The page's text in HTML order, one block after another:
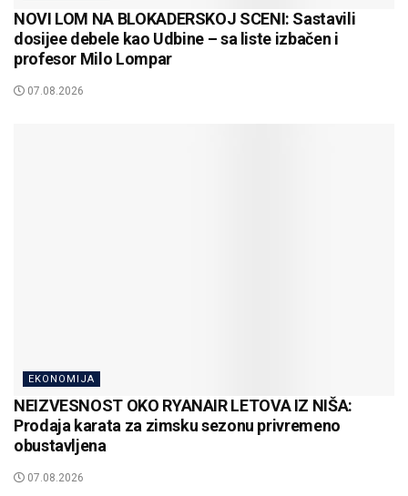
NOVI LOM NA BLOKADERSKOJ SCENI: Sastavili
dosijee debele kao Udbine – sa liste izbačen i
profesor Milo Lompar
07.08.2026
EKONOMIJA
NEIZVESNOST OKO RYANAIR LETOVA IZ NIŠA:
Prodaja karata za zimsku sezonu privremeno
obustavljena
07.08.2026